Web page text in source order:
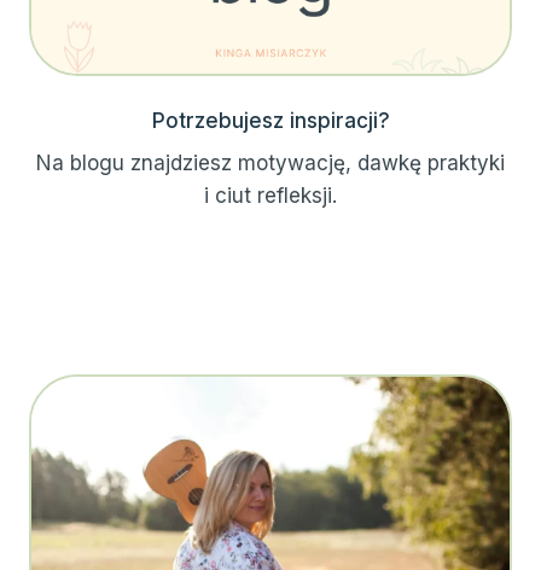
Potrzebujesz inspiracji?
Na blogu znajdziesz motywację, dawkę praktyki
i ciut refleksji.